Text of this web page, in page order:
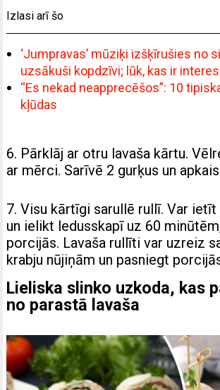
Izlasi arī šo
‘Jumpravas’ mūziķi izšķīrušies no
uzsākuši kopdzīvi; lūk, kas ir
“Es nekad neapprecēšos”: 10
kļūdas
6. Pārklāj ar otru lavaša kārtu.
ar mērci. Sarīvē 2 gurķus un
7. Visu kārtīgi sarullē rullī. Var
un ielikt ledusskapī uz 60
porcijās. Lavaša rullīti var uzreiz
krabju nūjiņām un pasniegt
Lieliska slinko uzkoda, kas
no parastā lavaša